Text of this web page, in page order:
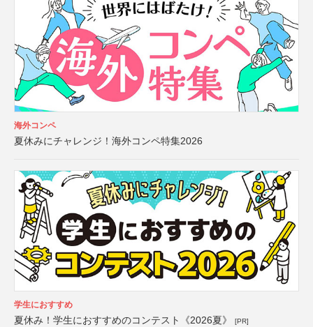
海外コンペ
夏休みにチャレンジ！海外コンペ特集2026
学生におすすめ
夏休み！学生におすすめのコンテスト《2026夏》 [PR]